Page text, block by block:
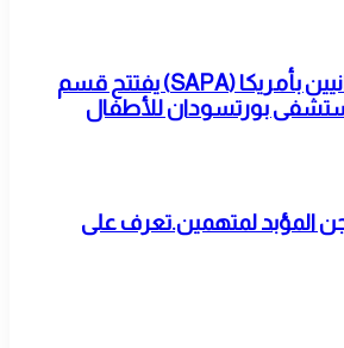
تجمع الأطباء السودانيين بأمريكا (SAPA) يفتتح قسم
بورتسودان للأطفال
المؤبد لمتهمين.تعرف على